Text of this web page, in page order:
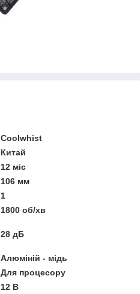
Coolwhist
Китай
12 міс
106 мм
1
1800 об/хв
28 дБ
Алюміній - мідь
Для процесору
12 В